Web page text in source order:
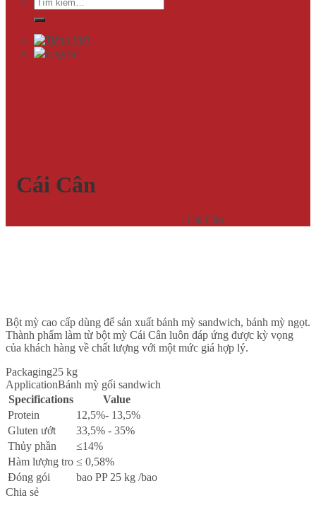
kiếm:
Cái Cân
| | | Cái Cân
Bột mỳ cao cấp dùng để sản xuất bánh mỳ sandwich, bánh mỳ ngọt.
Thành phẩm làm từ bột mỳ Cái Cân luôn đáp ứng được kỳ vọng
của khách hàng về chất lượng với một mức giá hợp lý.
Packaging25 kg
ApplicationBánh mỳ gối sandwich
Specifications
Value
Protein
12,5%- 13,5%
Gluten ướt
33,5% - 35%
Thủy phần
≤14%
Hàm lượng tro ≤ 0,58%
Đóng gói
bao PP 25 kg /bao
Chia sẻ